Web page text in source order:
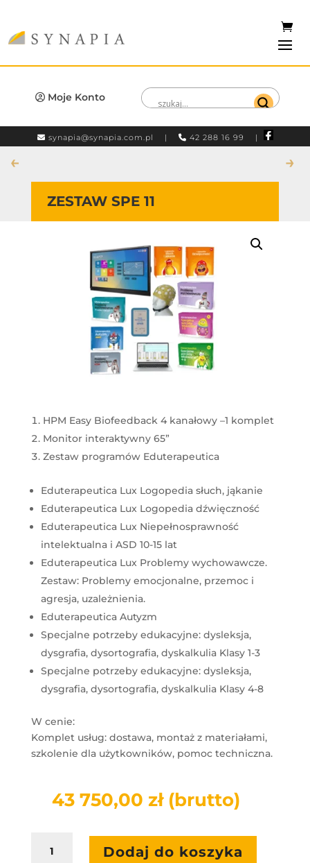
Moje Konto
synapia@synapia.com.pl | 42 288 16 99 |
← →
ZESTAW SPE 11
HPM Easy Biofeedback 4 kanałowy –1 komplet
Monitor interaktywny 65”
Zestaw programów Eduterapeutica
Eduterapeutica Lux Logopedia słuch, jąkanie
Eduterapeutica Lux Logopedia dźwięczność
Eduterapeutica Lux Niepełnosprawność
intelektualna i ASD 10-15 lat
Eduterapeutica Lux Problemy wychowawcze.
Zestaw: Problemy emocjonalne, przemoc i
agresja, uzależnienia.
Eduterapeutica Autyzm
Specjalne potrzeby edukacyjne: dysleksja,
dysgrafia, dysortografia, dyskalkulia Klasy 1-3
Specjalne potrzeby edukacyjne: dysleksja,
dysgrafia, dysortografia, dyskalkulia Klasy 4-8
W cenie:
Komplet usług: dostawa, montaż z materiałami,
szkolenie dla użytkowników, pomoc techniczna.
43 750,00 zł (brutto)
Zestaw
Dodaj do koszyka